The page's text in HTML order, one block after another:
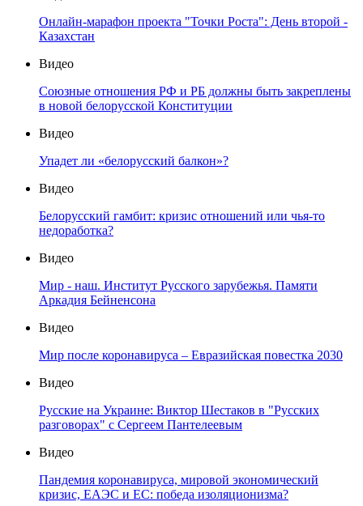
Онлайн-марафон проекта "Точки Роста": День второй -
Казахстан
Видео
Союзные отношения РФ и РБ должны быть закреплены
в новой белорусской Конституции
Видео
Упадет ли «белорусский балкон»?
Видео
Белорусский гамбит: кризис отношений или чья-то
недоработка?
Видео
Мир - наш. Институт Русского зарубежья. Памяти
Аркадия Бейненсона
Видео
Мир после коронавируса – Евразийская повестка 2030
Видео
Русские на Украине: Виктор Шестаков в "Русских
разговорах" с Сергеем Пантелеевым
Видео
Пандемия коронавируса, мировой экономический
кризис, ЕАЭС и ЕС: победа изоляционизма?